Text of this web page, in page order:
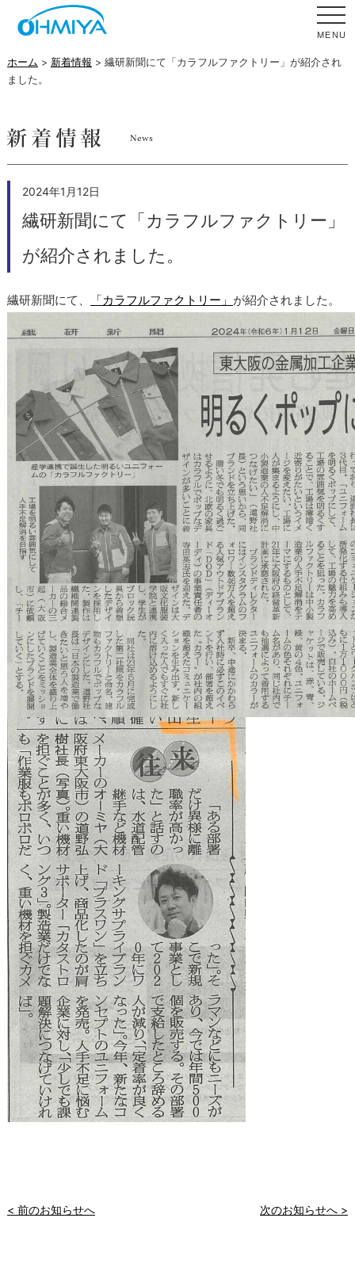
MENU
ホーム > 新着情報 > 繊研新聞にて「カラフルファクトリー」が紹介され
ました。
2024年1月12日
繊研新聞にて「カラフルファクトリー」
が紹介されました。
繊研新聞にて、 「カラフルファクトリー」 が紹介されました。
< 前のお知らせへ 次のお知らせへ >